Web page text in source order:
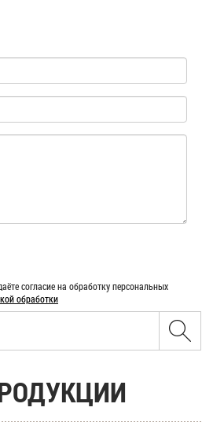
согласие на обработку персональных
обработки